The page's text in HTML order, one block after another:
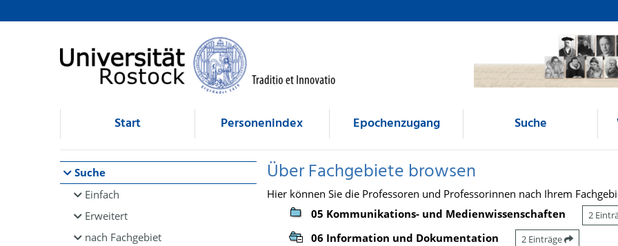
Browsen
direkt zum Inhalt
Start Personenindex Epochenzugang Suche
Suche
Einfach
Erweitert
nach Fachgebiet
Über Fachgebiete browsen
Hier können Sie die Professoren und Professorinnen nach Ihrem
05 Kommunikations- und Medienwissenschaften
2
06 Information und Dokumentation 2 Einträge